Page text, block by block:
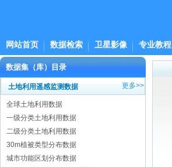
网站首页 数据检索 卫星影像 专业教程
数据集（库）目录
土地利用遥感监测数据 更多>>
全球土地利用数据
一级分类土地利用数据
二级分类土地利用数据
30m植被类型分布数据
城市功能区划分布数据